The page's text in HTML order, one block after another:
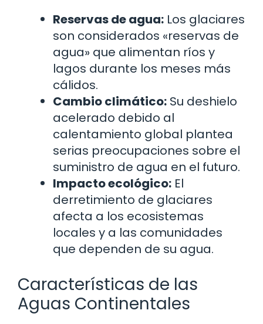
Reservas de agua: Los glaciares
son considerados «reservas de
agua» que alimentan ríos y
lagos durante los meses más
cálidos.
Cambio climático: Su deshielo
acelerado debido al
calentamiento global plantea
serias preocupaciones sobre el
suministro de agua en el futuro.
Impacto ecológico: El
derretimiento de glaciares
afecta a los ecosistemas
locales y a las comunidades
que dependen de su agua.
Características de las
Aguas Continentales